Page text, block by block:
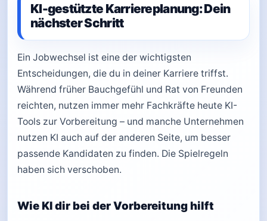
KI-gestützte Karriereplanung: Dein
nächster Schritt
Ein Jobwechsel ist eine der wichtigsten
Entscheidungen, die du in deiner Karriere triffst.
Während früher Bauchgefühl und Rat von Freunden
reichten, nutzen immer mehr Fachkräfte heute KI-
Tools zur Vorbereitung – und manche Unternehmen
nutzen KI auch auf der anderen Seite, um besser
passende Kandidaten zu finden. Die Spielregeln
haben sich verschoben.
Wie KI dir bei der Vorbereitung hilft